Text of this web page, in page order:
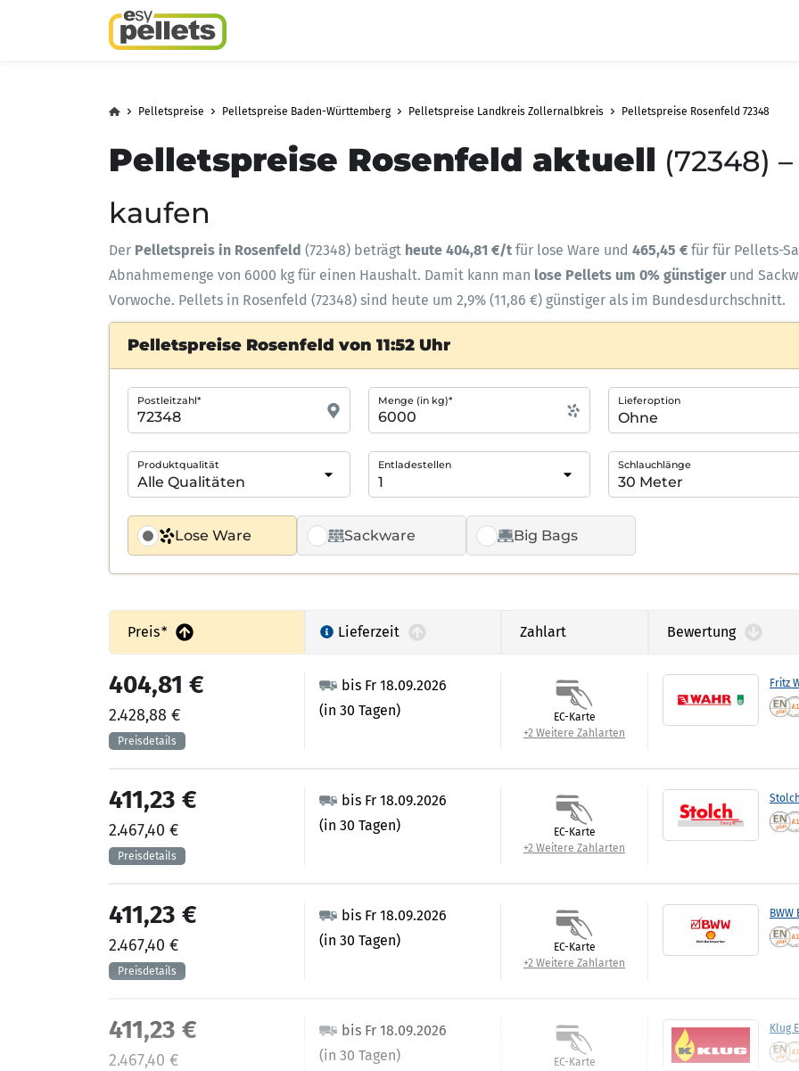
Pelletspreise Pelletspreise Baden-Württemberg Pelletspreise Landkreis Zollernalbkreis Pelletspreise Rosenfeld 72348
Pelletspreise Rosenfeld aktuell (72348)
kaufen
Der Pelletspreis in Rosenfeld (72348) beträgt heute 404,81 €/t für lose Ware und 465,45 € für für Pellets-
Abnahmemenge von 6000 kg für einen Haushalt. Damit kann man lose Pellets um 0% günstiger und
Vorwoche. Pellets in Rosenfeld (72348) sind heute um 2,9% (11,86 €) günstiger als im Bundesdurchschnitt.
Pelletspreise Rosenfeld von 11:52 Uhr
Lose Ware Sackware Big Bags
Postleitzahl* Menge (in kg)* Lieferoption
Produktqualität Entladestellen Schlauchlänge
Preis* Lieferzeit Zahlart Bewertung
Fritz
bis Fr 18.09.2026
(in 30 Tagen)
404,81 €
2.428,88 €
EC-Karte
+2 Weitere Zahlarten
bis Fr 18.09.2026
(in 30 Tagen)
411,23 €
2.467,40 €
EC-Karte
+2 Weitere Zahlarten
BWW
bis Fr 18.09.2026
(in 30 Tagen)
411,23 €
2.467,40 €
EC-Karte
+2 Weitere Zahlarten
Klug
bis Fr 18.09.2026
(in 30 Tagen)
411,23 €
2.467,40 €
EC-Karte